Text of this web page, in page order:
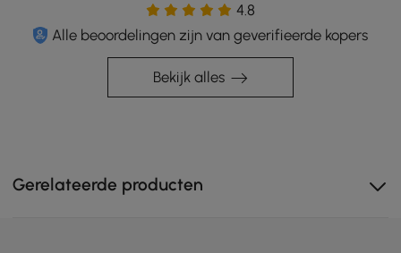
4.8
Alle beoordelingen zijn van geverifieerde kopers
Bekijk alles
Gerelateerde producten